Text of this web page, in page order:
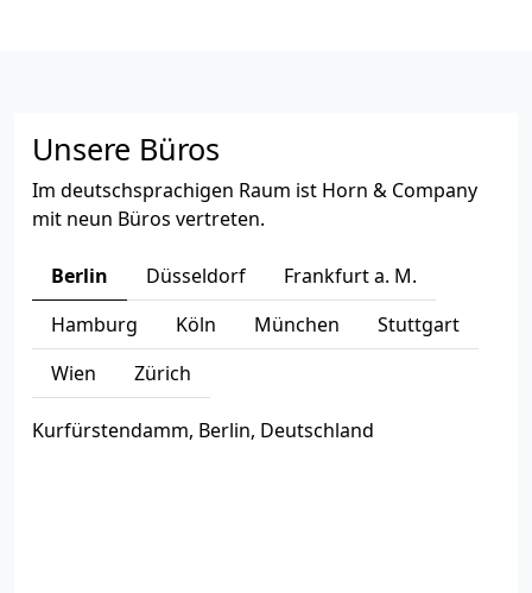
Unsere Büros
Im deutschsprachigen Raum ist Horn & Company
mit neun Büros vertreten.
Berlin Düsseldorf
Frankfurt a. M.
Hamburg
Köln München
Stuttgart
Wien
Zürich
Kurfürstendamm, Berlin, Deutschland